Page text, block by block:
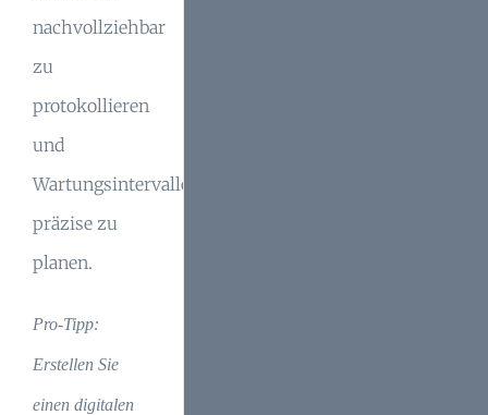
nachvollziehbar
zu
protokollieren
und
Wartungsintervalle
präzise zu
planen.
Pro-Tipp:
Erstellen Sie
einen digitalen